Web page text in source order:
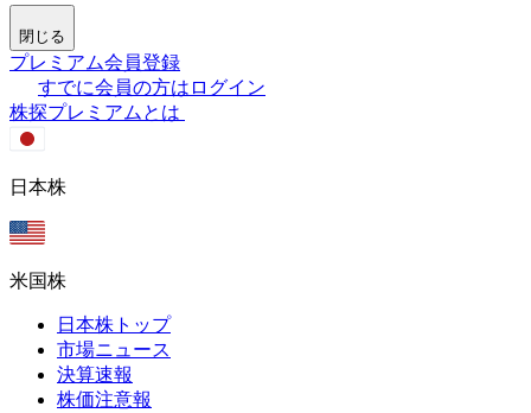
閉じる
プレミアム会員登録
すでに会員の方はログイン
株探プレミアムとは
日本株
米国株
日本株トップ
市場ニュース
決算速報
株価注意報